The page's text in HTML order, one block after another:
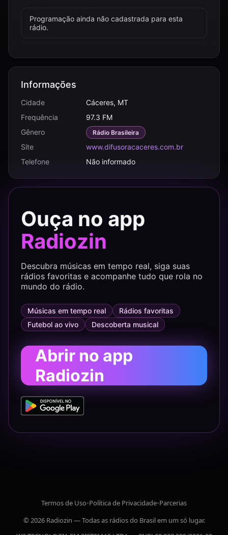
Programação ainda não cadastrada para esta
rádio.
Informações
Cidade
Cáceres, MT
Frequência
97.3 FM
Gênero
Rádio Brasileira
Site
www.difusoracaceres.com.br
Telefone
Não informado
Ouça no app
Radiozin
Descubra músicas em tempo real, siga suas
rádios favoritas e acompanhe tudo que rola no
mundo do rádio.
Músicas em tempo real
Rádios favoritas
Futebol ao vivo
Descoberta musical
Abrir no app
Radiozin
Termos de Uso•Política de Privacidade•Parcerias
© 2026 Radiozin — Todas as rádios do Brasil em um só lugar.